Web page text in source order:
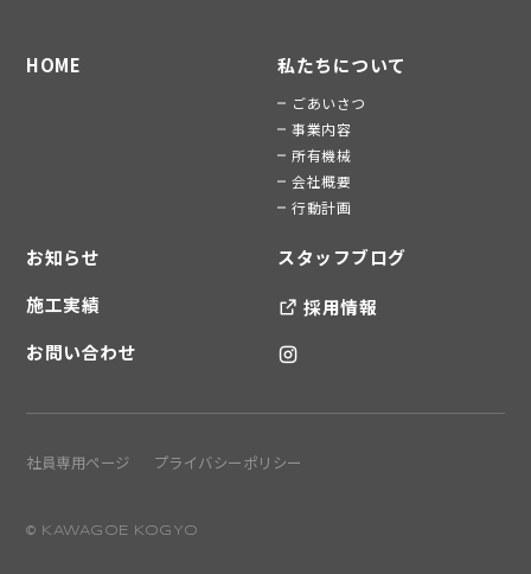
HOME 私たちについて
ごあいさつ
事業内容
所有機械
会社概要
行動計画
お知らせ
スタッフブログ
施工実績
採用情報
お問い合わせ
© KAWAGOE KOGYO
社員専用ページ プライバシーポリシー